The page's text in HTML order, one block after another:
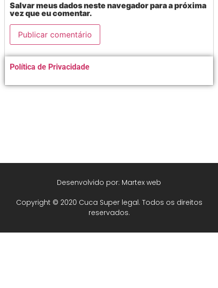
Salvar meus dados neste navegador para a próxima
vez que eu comentar.
Alternative:
Política de Privacidade
Copyright © 2020 Cuca Super legal. Todos os direitos
reservados.
Desenvolvido por: Martex web